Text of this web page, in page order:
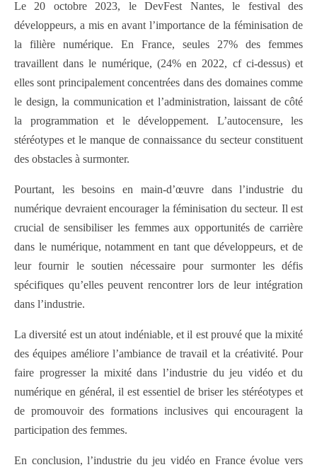
Le 20 octobre 2023, le DevFest Nantes, le festival des
développeurs, a mis en avant l’importance de la féminisation de
la filière numérique. En France, seules 27% des femmes
travaillent dans le numérique, (24% en 2022, cf ci-dessus) et
elles sont principalement concentrées dans des domaines comme
le design, la communication et l’administration, laissant de côté
la programmation et le développement. L’autocensure, les
stéréotypes et le manque de connaissance du secteur constituent
des obstacles à surmonter.
Pourtant, les besoins en main-d’œuvre dans l’industrie du
numérique devraient encourager la féminisation du secteur. Il est
crucial de sensibiliser les femmes aux opportunités de carrière
dans le numérique, notamment en tant que développeurs, et de
leur fournir le soutien nécessaire pour surmonter les défis
spécifiques qu’elles peuvent rencontrer lors de leur intégration
dans l’industrie.
La diversité est un atout indéniable, et il est prouvé que la mixité
des équipes améliore l’ambiance de travail et la créativité. Pour
faire progresser la mixité dans l’industrie du jeu vidéo et du
numérique en général, il est essentiel de briser les stéréotypes et
de promouvoir des formations inclusives qui encouragent la
participation des femmes.
En conclusion, l’industrie du jeu vidéo en France évolue vers